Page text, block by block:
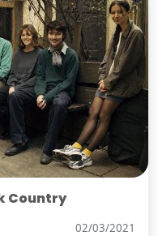
Country
02/03/2021